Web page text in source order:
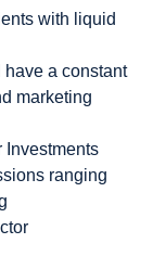
with liquid
have a constant
marketing
Investments
ranging